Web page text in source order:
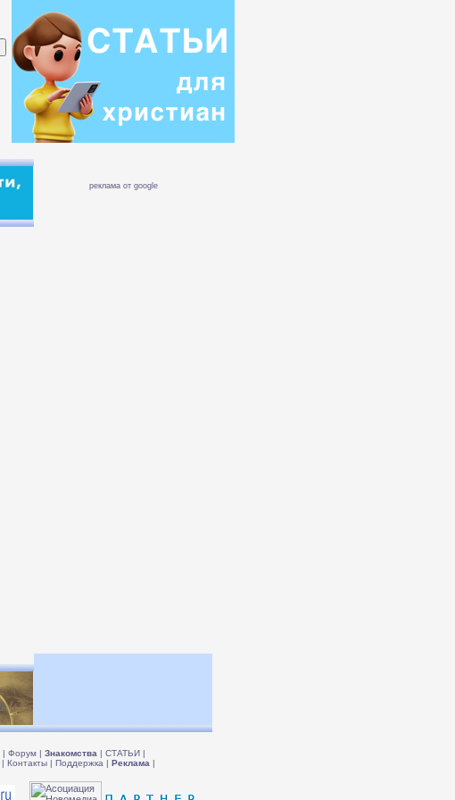
реклама от google
| Форум | Знакомства | СТАТЬИ |
| Контакты | Поддержка | Реклама |